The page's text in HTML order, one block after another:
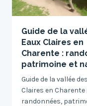
Guide de la
Eaux Claires en
Charente :
patrimoine et
Guide de la vallée
Claires en Charente :
randonnées,